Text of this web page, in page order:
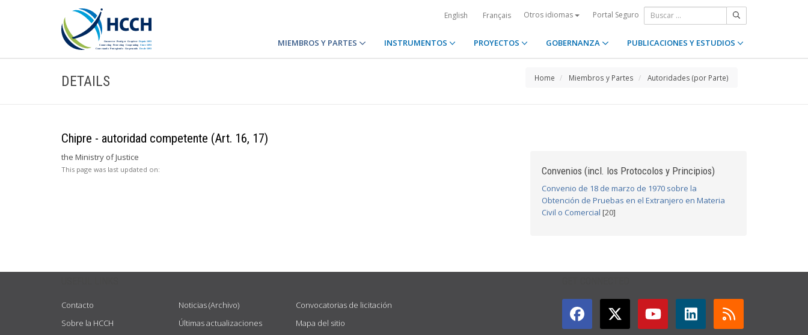
English Français Otros idiomas Portal Seguro
MIEMBROS Y PARTES INSTRUMENTOS PROYECTOS GOBERNANZA PUBLICACIONES Y ESTUDIOS
DETAILS Home Miembros y Partes Autoridades (por Parte)
Chipre - autoridad competente (Art. 16, 17)
the Ministry of Justice
This page was last updated on: Convenios (incl. los Protocolos y Principios)
Convenio de 18 de marzo de 1970 sobre la
Obtención de Pruebas en el Extranjero en Materia
Civil o Comercial [20]
Contacto
Sobre la HCCH
Noticias (Archivo)
Últimas actualizaciones
Convocatorias de licitación
Mapa del sitio